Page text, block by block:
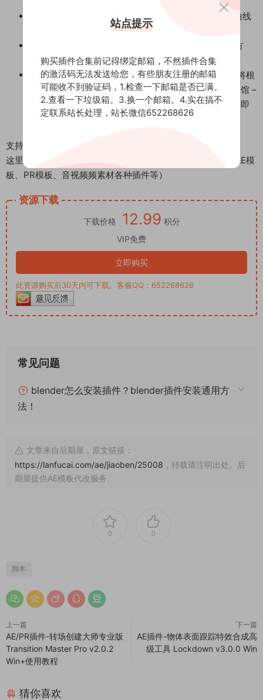
Use for Ease Out/In & Out/In：切换定义是否要使用曲线
来缓入关键帧、缓出关键帧，或两者兼而有之。
导入/导出库：提供了一种与团队共享动画曲线的简单方
法。查看下面可供下载的其他动画曲线包。
响应式布局：使其宽、窄、垂直或水平 – Flow 的界面将根
据任何给定情况进行调整。不想看到图表并且只有图书馆 –
我们已经为您提供了保障。只需滑动分隔线以隐藏图形即
可。
支持Win/Mac系统：AE 2023, 2022, 2021, 2020
这里是后期屋资源站，欢迎您来后期屋下载影视后期资源（AE模
板、PR模板、音视频频素材各种插件等）
资源下载
下载价格 12.99 积分
VIP免费
立即购买
此资源购买后30天内可下载。客服QQ：652268626
常见问题
blender怎么安装插件？blender插件安装通用方
法！
文章来自后期屋，原文链接：
https://lanfucai.com/ae/jiaoben/25008 ，转载请注明出处。后
期屋提供AE模板代改服务
0 0
脚本
上一篇
AE/PR插件-转场创建大师专业版
Transition Master Pro v2.0.2
Win+使用教程
下一篇
AE插件-物体表面跟踪特效合成高
级工具 Lockdown v3.0.0 Win
猜你喜欢
站点提示
购买插件合集前记得绑定邮箱，不然插件合集
的激活码无法发送给您，有些朋友注册的邮箱
可能收不到验证码，1.检查一下邮箱是否已满。
2.查看一下垃圾箱。3.换一个邮箱。4.实在搞不
定联系站长处理，站长微信652268626